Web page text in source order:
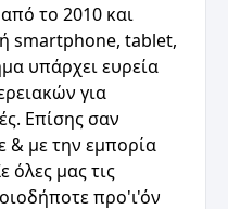
το 2010 και
smartphone, tablet,
υπάρχει ευρεία
για
Επίσης σαν
& με την εμπορία
όλες μας τις
προ'ι'όν